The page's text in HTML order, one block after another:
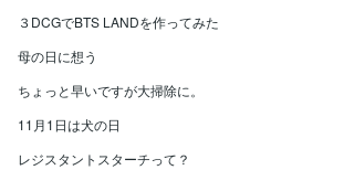
３DCGでBTS LANDを作ってみた
母の日に想う
ちょっと早いですが大掃除に。
11月1日は犬の日
レジスタントスターチって？